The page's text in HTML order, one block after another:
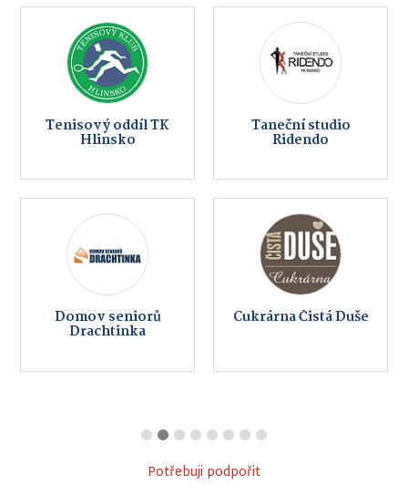
Tenisový oddíl TK
Hlinsko
Taneční studio
Ridendo
Domov seniorů
Drachtinka
Cukrárna Čistá Duše
Potřebuji podpořit